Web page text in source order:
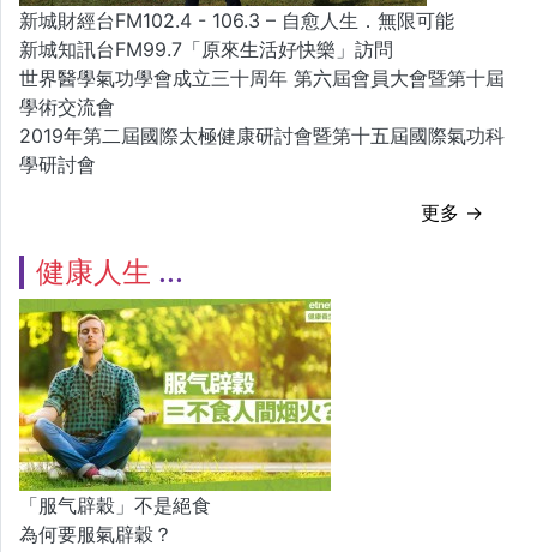
新城財經台FM102.4 - 106.3 – 自愈人生．無限可能
新城知訊台FM99.7「原來生活好快樂」訪問
世界醫學氣功學會成立三十周年 第六屆會員大會暨第十屆
學術交流會
2019年第二屆國際太極健康研討會暨第十五屆國際氣功科
學研討會
更多 →
健康人生
「服气辟穀」不是絕食
為何要服氣辟穀？